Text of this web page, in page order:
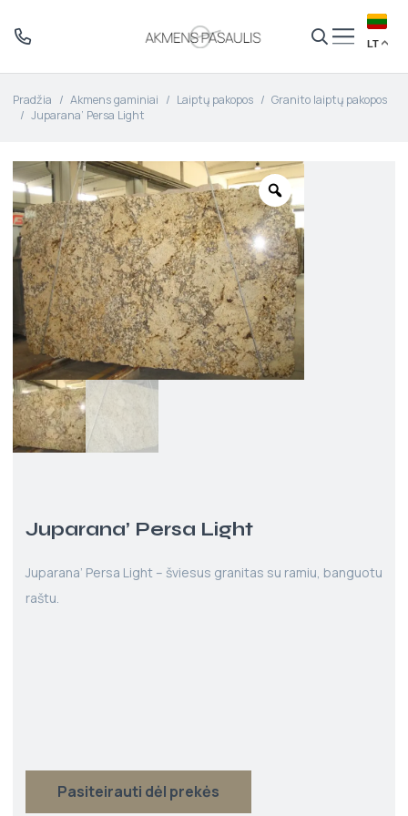
LT
Pradžia / Akmens gaminiai / Laiptų pakopos / Granito laiptų pakopos
/ Juparana’ Persa Light
Juparana’ Persa Light
Juparana’ Persa Light – šviesus granitas su ramiu, banguotu
raštu.
Pasiteirauti dėl prekės